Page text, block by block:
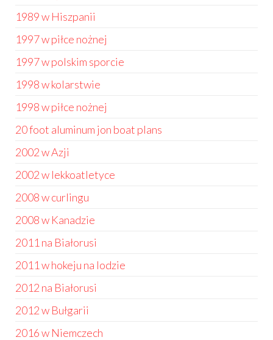
1989 w Hiszpanii
1997 w piłce nożnej
1997 w polskim sporcie
1998 w kolarstwie
1998 w piłce nożnej
20 foot aluminum jon boat plans
2002 w Azji
2002 w lekkoatletyce
2008 w curlingu
2008 w Kanadzie
2011 na Białorusi
2011 w hokeju na lodzie
2012 na Białorusi
2012 w Bułgarii
2016 w Niemczech